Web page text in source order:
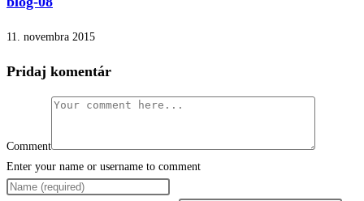
11. novembra 2015
Pridaj komentár
Comment
Enter your name or username to comment